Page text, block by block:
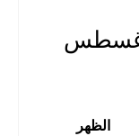
أغسطس
الظهر